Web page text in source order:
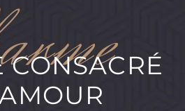
CONSACRÉ